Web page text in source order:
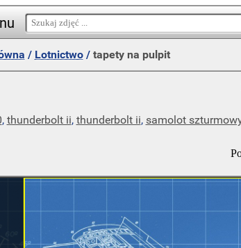
/ Lotnictwo/ tapety na pulpit
, thunderbolt ii, thunderbolt ii, samolot